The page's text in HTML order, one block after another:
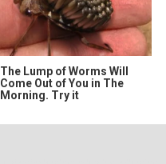
The Lump of Worms Will
Come Out of You in The
Morning. Try it